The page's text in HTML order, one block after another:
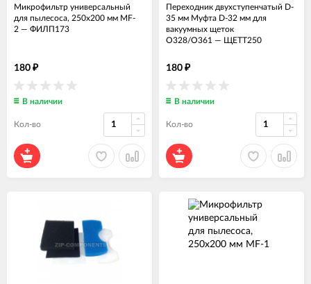
Микрофильтр универсальный
для пылесоса, 250х200 мм MF-
2 — ФИЛП173
180 ₽
В наличии
Кол-во
Переходник двухступенчатый D-
35 мм Муфта D-32 мм для
вакуумных щеток
O328/O361 — ЩЕТТ250
180 ₽
В наличии
Кол-во